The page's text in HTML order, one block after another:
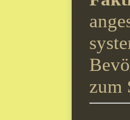
zum